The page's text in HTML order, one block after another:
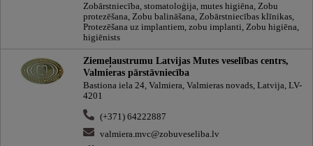
Zobārstniecība, stomatoloģija, mutes higiēna, Zobu
protezēšana, Zobu balināšana, Zobārstniecības klīnikas,
Protezēšana uz implantiem, zobu implanti, Zobu higiēna,
higiēnists
Ziemeļaustrumu Latvijas Mutes veselības centrs,
Valmieras pārstāvniecība
Bastiona iela 24, Valmiera, Valmieras novads, Latvija, LV-
4201
(+371) 64222887
valmiera.mvc@zobuveseliba.lv